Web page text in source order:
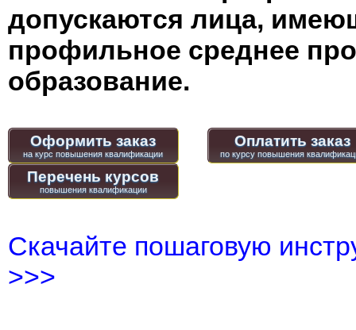
допускаются лица,
профильное среднее
образование.
Оформить заказ Оплатить заказ
Перечень курсов
повышения квалификации
Скачайте пошаговую
>>>